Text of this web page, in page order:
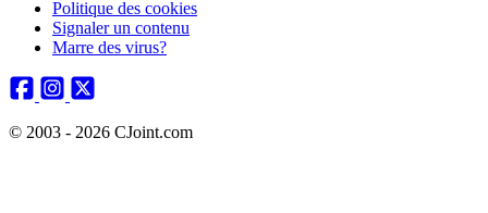
Politique des cookies
Signaler un contenu
Marre des virus?
© 2003 - 2026 CJoint.com